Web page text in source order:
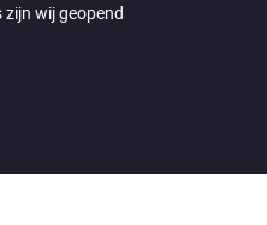
wij geopend